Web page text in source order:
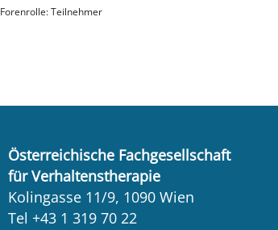
Forenrolle: Teilnehmer
Österreichische Fachgesellschaft
für Verhaltenstherapie
Kolingasse 11/9, 1090 Wien
Tel +43 1 319 70 22